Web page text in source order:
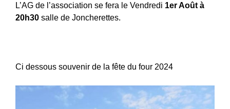
L’AG de l’association se fera le Vendredi 1er Août à
20h30 salle de Joncherettes.
Ci dessous souvenir de la fête du four 2024